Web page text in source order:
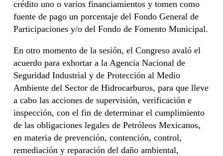
crédito uno o varios financiamientos y tomen como
fuente de pago un porcentaje del Fondo General de
Participaciones y/o del Fondo de Fomento Municipal.
En otro momento de la sesión, el Congreso avaló el
acuerdo para exhortar a la Agencia Nacional de
Seguridad Industrial y de Protección al Medio
Ambiente del Sector de Hidrocarburos, para que lleve
a cabo las acciones de supervisión, verificación e
inspección, con el fin de determinar el cumplimiento
de las obligaciones legales de Petróleos Mexicanos,
en materia de prevención, contención, control,
remediación y reparación del daño ambiental,